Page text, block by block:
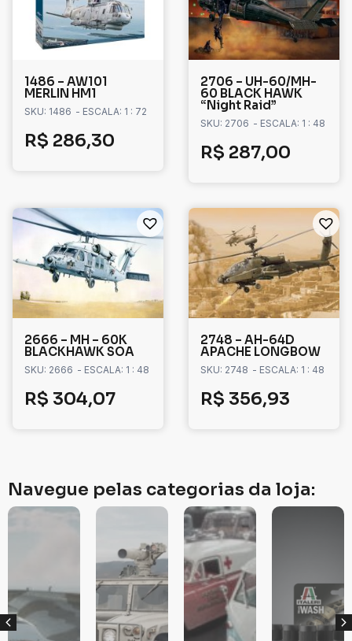
1486 – AW101
MERLIN HM1
SKU: 1486 - ESCALA: 1 : 72
R$ 286,30
2706 – UH-60/MH-
60 BLACK HAWK
“Night Raid”
SKU: 2706 - ESCALA: 1 : 48
R$ 287,00
2666 – MH – 60K
BLACKHAWK SOA
SKU: 2666 - ESCALA: 1 : 48
R$ 304,07
2748 – AH-64D
APACHE LONGBOW
SKU: 2748 - ESCALA: 1 : 48
R$ 356,93
Navegue pelas categorias da loja: